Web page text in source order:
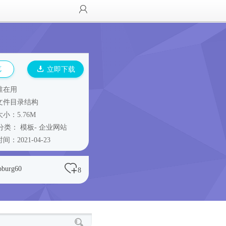
立即下载
在用
件目录结构
小：5.76M
类： 模板- 企业网站
间：2021-04-23
8